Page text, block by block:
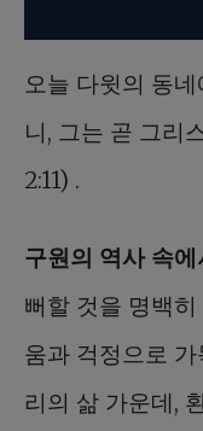
오늘 다윗의 동
니, 그는 곧 그리
2:11) .
구원의 역사 속에
뻐할 것을 명백
움과 걱정으로
리의 삶 가운데,